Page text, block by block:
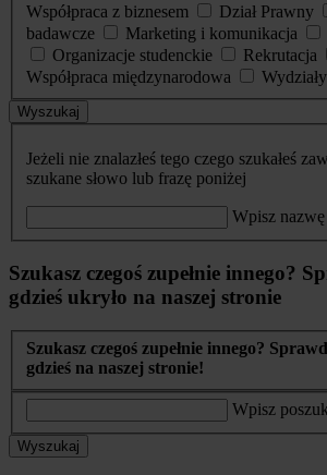
Współpraca z biznesem
Dział Prawny
badawcze
Marketing i komunikacja
Organizacje studenckie
Rekrutacja
Współpraca międzynarodowa
Wydziały
Wyszukaj
Jeżeli nie znalazłeś tego czego szukałeś
szukane słowo lub frazę poniżej
Wpisz
Szukasz czegoś zupełnie innego?
gdzieś ukryło na naszej stronie
Szukasz czegoś zupełnie innego?
gdzieś na naszej stronie!
Wpisz
Wyszukaj